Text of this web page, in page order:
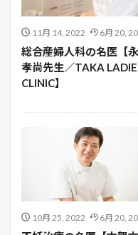
11月 14, 2022 6月 20,
総合産婦人科の名医【
孝尚先生／TAKA
CLINIC】
10月 25, 2022 6月 20,